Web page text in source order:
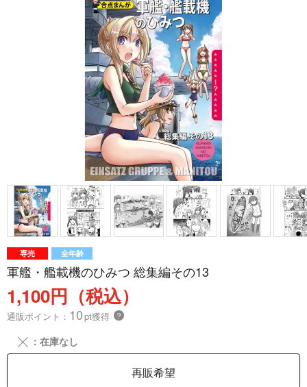
専売 全年齢
軍艦・艦載機のひみつ 総集編その13
1,100円（税込）
通販ポイント： 10pt獲得 ？
╳ ：在庫なし
再販希望